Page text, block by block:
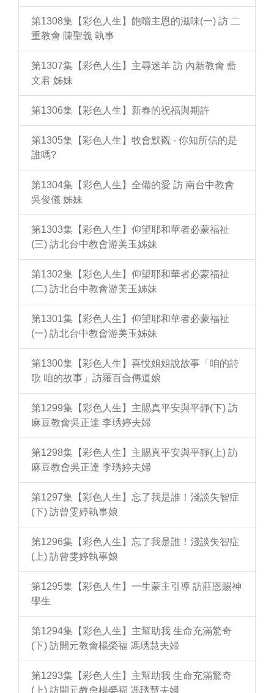
第1308集【彩色人生】飽嚐主恩的滋味(一) 訪 二
重教會 陳聖義 執事
第1307集【彩色人生】主尋迷羊 訪 內新教會 藍
文君 姊妹
第1306集【彩色人生】新春的祝福與期許
第1305集【彩色人生】牧會默觀 - 你知所信的是
誰嗎?
第1304集【彩色人生】全備的愛 訪 南台中教會
吳俊儀 姊妹
第1303集【彩色人生】仰望耶和華者必蒙福祉
(三) 訪北台中教會游美玉姊妹
第1302集【彩色人生】仰望耶和華者必蒙福祉
(二) 訪北台中教會游美玉姊妹
第1301集【彩色人生】仰望耶和華者必蒙福祉
(一) 訪北台中教會游美玉姊妹
第1300集【彩色人生】喜悅姐姐說故事「咱的詩
歌 咱的故事」訪羅百合傳道娘
第1299集【彩色人生】主賜真平安與平靜(下) 訪
麻豆教會吳正達 李琇婷夫婦
第1298集【彩色人生】主賜真平安與平靜(上) 訪
麻豆教會吳正達 李琇婷夫婦
第1297集【彩色人生】忘了我是誰！淺談失智症
(下) 訪曾雯婷執事娘
第1296集【彩色人生】忘了我是誰！淺談失智症
(上) 訪曾雯婷執事娘
第1295集【彩色人生】一生蒙主引導 訪莊恩賜神
學生
第1294集【彩色人生】主幫助我 生命充滿驚奇
(下) 訪開元教會楊榮福 馮琇慧夫婦
第1293集【彩色人生】主幫助我 生命充滿驚奇
(上) 訪開元教會楊榮福 馮琇慧夫婦